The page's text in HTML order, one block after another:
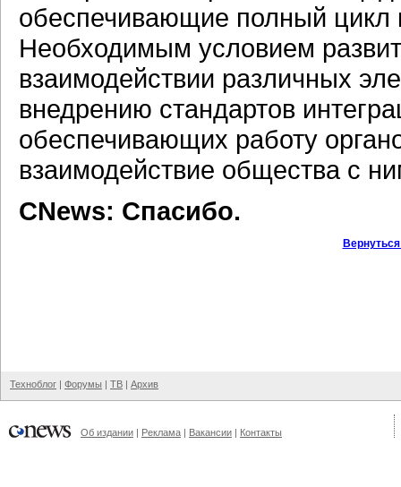
обеспечивающие полный цикл
Необходимым условием
взаимодействии различных
внедрению стандартов
обеспечивающих работу
взаимодействие общества с
CNews: Спасибо.
Техноблог | Форумы | ТВ | Архив
Об издании | Реклама | Вакансии | Контакты